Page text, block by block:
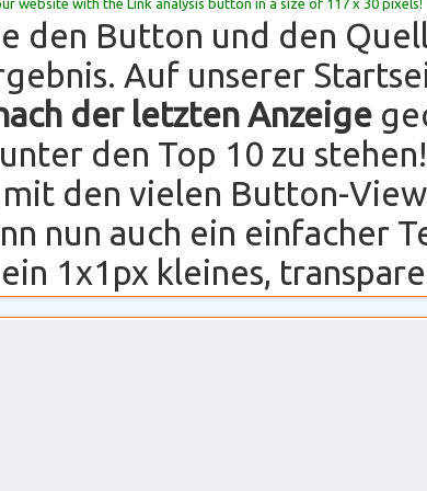
website with the Link analysis button in a size of 117 x 30 pixels!
den Button und den
Auf unserer
der letzten Anzeige
den Top 10 zu stehen!
den vielen Button-
nun auch ein einfacher
1x1px kleines,